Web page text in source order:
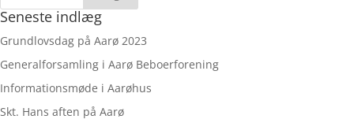
Seneste indlæg
Grundlovsdag på Aarø 2023
Generalforsamling i Aarø Beboerforening
Informationsmøde i Aarøhus
Skt. Hans aften på Aarø